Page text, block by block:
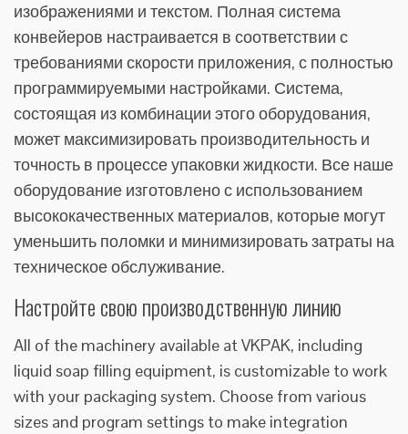
изображениями и текстом. Полная система
конвейеров настраивается в соответствии с
требованиями скорости приложения, с полностью
программируемыми настройками. Система,
состоящая из комбинации этого оборудования,
может максимизировать производительность и
точность в процессе упаковки жидкости. Все наше
оборудование изготовлено с использованием
высококачественных материалов, которые могут
уменьшить поломки и минимизировать затраты на
техническое обслуживание.
Настройте свою производственную линию
All of the machinery available at VKPAK, including
liquid soap filling equipment, is customizable to work
with your packaging system. Choose from various
sizes and program settings to make integration